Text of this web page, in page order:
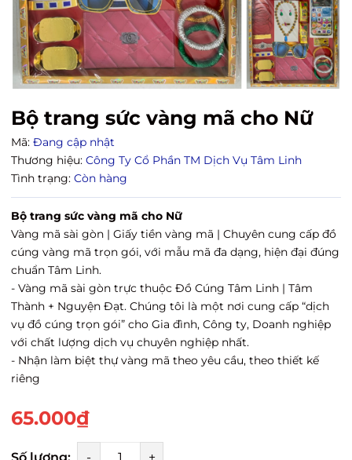
Bộ trang sức vàng mã cho Nữ
Mã: Đang cập nhật
Thương hiệu: Công Ty Cổ Phần TM Dịch Vụ Tâm Linh
Tình trạng: Còn hàng
Bộ trang sức vàng mã cho Nữ
Vàng mã sài gòn | Giấy tiền vàng mã | Chuyên cung cấp đồ
cúng vàng mã trọn gói, với mẫu mã đa dạng, hiện đại đúng
chuẩn Tâm Linh.
- Vàng mã sài gòn trực thuộc Đồ Cúng Tâm Linh | Tâm
Thành + Nguyện Đạt. Chúng tôi là một nơi cung cấp “dịch
vụ đồ cúng trọn gói” cho Gia đình, Công ty, Doanh nghiệp
với chất lượng dịch vụ chuyên nghiệp nhất.
- Nhận làm biệt thự vàng mã theo yêu cầu, theo thiết kế
riêng
65.000₫